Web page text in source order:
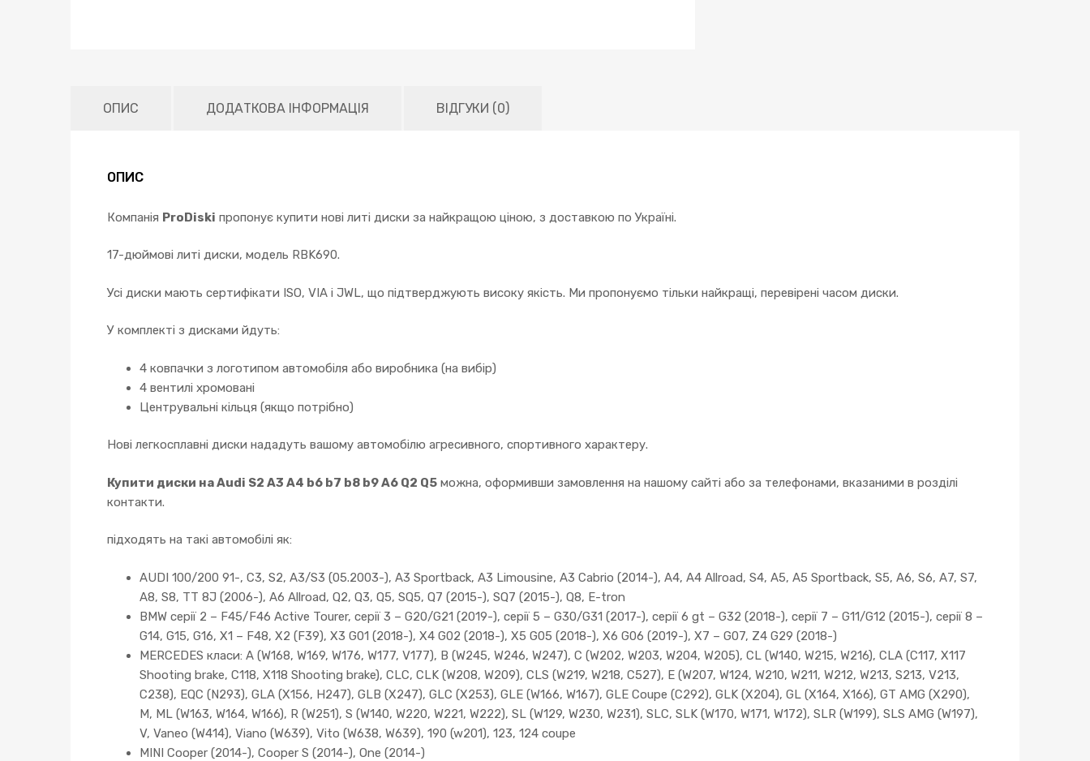
ОПИС ДОДАТКОВА ІНФОРМАЦІЯ ВІДГУКИ (0)
ОПИС
Компанія ProDiski пропонує купити нові литі диски за найкращою ціною, з доставкою по Україні.
17-дюймові литі диски, модель RBK690.
Усі диски мають сертифікати ISO, VIA і JWL, що підтверджують високу якість. Ми пропонуємо тільки найкращі, перевірені часом диски.
У комплекті з дисками йдуть:
4 ковпачки з логотипом автомобіля або виробника (на вибір)
4 вентилі хромовані
Центрувальні кільця (якщо потрібно)
Нові легкосплавні диски нададуть вашому автомобілю агресивного, спортивного характеру.
Купити диски на Audi S2 A3 A4 b6 b7 b8 b9 A6 Q2 Q5 можна, оформивши замовлення на нашому сайті або за телефонами, вказаними в розділі
контакти.
підходять на такі автомобілі як:
AUDI 100/200 91-, C3, S2, A3/S3 (05.2003-), A3 Sportback, A3 Limousine, A3 Cabrio (2014-), A4, A4 Allroad, S4, A5, A5 Sportback, S5, A6, S6, A7, S7,
A8, S8, TT 8J (2006-), A6 Allroad, Q2, Q3, Q5, SQ5, Q7 (2015-), SQ7 (2015-), Q8, E-tron
BMW серії 2 – F45/F46 Active Tourer, серії 3 – G20/G21 (2019-), серії 5 – G30/G31 (2017-), серії 6 gt – G32 (2018-), серії 7 – G11/G12 (2015-), серії 8 –
G14, G15, G16, X1 – F48, X2 (F39), X3 G01 (2018-), X4 G02 (2018-), X5 G05 (2018-), X6 G06 (2019-), X7 – G07, Z4 G29 (2018-)
MERCEDES класи: A (W168, W169, W176, W177, V177), B (W245, W246, W247), C (W202, W203, W204, W205), CL (W140, W215, W216), CLA (C117, X117
Shooting brake, C118, X118 Shooting brake), CLC, CLK (W208, W209), CLS (W219, W218, C527), E (W207, W124, W210, W211, W212, W213, S213, V213,
C238), EQC (N293), GLA (X156, H247), GLB (X247), GLC (X253), GLE (W166, W167), GLE Coupe (C292), GLK (X204), GL (X164, X166), GT AMG (X290),
M, ML (W163, W164, W166), R (W251), S (W140, W220, W221, W222), SL (W129, W230, W231), SLC, SLK (W170, W171, W172), SLR (W199), SLS AMG (W197),
V, Vaneo (W414), Viano (W639), Vito (W638, W639), 190 (w201), 123, 124 coupe
MINI Cooper (2014-), Cooper S (2014-), One (2014-)